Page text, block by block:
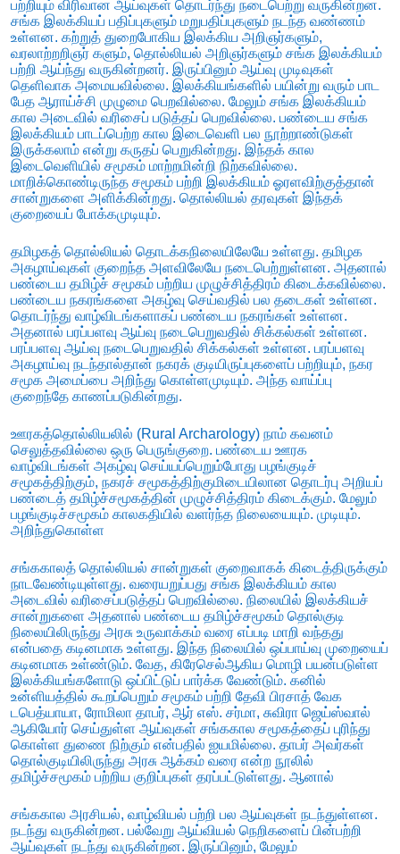
பற்றியும் விரிவான ஆய்வுகள் தொடர்ந்து நடைபெற்று வருகின்றன.
சங்க இலக்கியப் பதிப்புகளும் மறுபதிப்புகளும் நடந்த வண்ணம்
உள்ளன. கற்றுத் துறைபோகிய இலக்கிய அறிஞர்களும்,
வரலாற்றறிஞர் களும், தொல்லியல் அறிஞர்களும் சங்க இலக்கியம்
பற்றி ஆய்ந்து வருகின்றனர். இருப்பினும் ஆய்வு முடிவுகள்
தெளிவாக அமையவில்லை. இலக்கியங்களில் பயின்று வரும் பாட
பேத ஆராய்ச்சி முழுமை பெறவில்லை. மேலும் சங்க இலக்கியம்
கால அடைவில் வரிசைப் படுத்தப் பெறவில்லை. பண்டைய சங்க
இலக்கியம் பாடப்பெற்ற கால இடைவெளி பல நூற்றாண்டுகள்
இருக்கலாம் என்று கருதப் பெறுகின்றது. இந்தக் கால
இடைவெளியில் சமூகம் மாற்றமின்றி நிற்கவில்லை.
மாறிக்கொண்டிருந்த சமூகம் பற்றி இலக்கியம் ஓரளவிற்குத்தான்
சான்றுகளை அளிக்கின்றது. தொல்லியல் தரவுகள் இந்தக்
குறையைப் போக்கமுடியும்.
தமிழகத் தொல்லியல் தொடக்கநிலையிலேயே உள்ளது. தமிழக
அகழாய்வுகள் குறைந்த அளவிலேயே நடைபெற்றுள்ளன. அதனால்
பண்டைய தமிழ்ச் சமூகம் பற்றிய முழுச்சித்திரம் கிடைக்கவில்லை.
பண்டைய நகரங்களை அகழ்வு செய்வதில் பல தடைகள் உள்ளன.
தொடர்ந்து வாழ்விடங்களாகப் பண்டைய நகரங்கள் உள்ளன.
அதனால் பரப்பளவு ஆய்வு நடைபெறுவதில் சிக்கல்கள் உள்ளன.
பரப்பளவு ஆய்வு நடைபெறுவதில் சிக்கல்கள் உள்ளன. பரப்பளவு
அகழாய்வு நடந்தால்தான் நகரக் குடியிருப்புகளைப் பற்றியும், நகர
சமூக அமைப்பை அறிந்து கொள்ளமுடியும். அந்த வாய்ப்பு
குறைந்தே காணப்படுகின்றது.
ஊரகத்தொல்லியலில் (Rural Archarology) நாம் கவனம்
செலுத்தவில்லை ஒரு பெருங்குறை. பண்டைய ஊரக
வாழ்விடங்கள் அகழ்வு செய்யப்பெறும்போது பழங்குடிச்
சமூகத்திற்கும், நகரச் சமூகத்திற்குமிடையிலான தொடர்பு அறியப்
பண்டைத் தமிழ்ச்சமூகத்தின் முழுச்சித்திரம் கிடைக்கும். மேலும்
பழங்குடிச்சமூகம் காலகதியில் வளர்ந்த நிலையையும். முடியும்.
அறிந்துகொள்ள
சங்ககாலத் தொல்லியல் சான்றுகள் குறைவாகக் கிடைத்திருக்கும்
நாடவேண்டியுள்ளது. வரையறுப்பது சங்க இலக்கியம் கால
அடைவில் வரிசைப்படுத்தப் பெறவில்லை. நிலையில் இலக்கியச்
சான்றுகளை அதனால் பண்டைய தமிழ்ச்சமூகம் தொல்குடி
நிலையிலிருந்து அரசு உருவாக்கம் வரை எப்படி மாறி வந்தது
என்பதை கடினமாக உள்ளது. இந்த நிலையில் ஒப்பாய்வு முறையைப்
கடினமாக உள்ண்டும். வேத, கிரேசெல்ஆகிய மொழி பயன்படுள்ள
இலக்கியங்களோடு ஒப்பிட்டுப் பார்க்க வேண்டும். கனில்
உன்ளியத்தில் கூறப்பெறும் சமூகம் பற்றி தேவி பிரசாத் வேக
டபெத்யாயா, ரோமிலா தாபர், ஆர் எஸ். சர்மா, சுவிரா ஜெய்ஸ்வால்
ஆகியோர் செய்துள்ள ஆய்வுகள் சங்ககால சமூகத்தைப் புரிந்து
கொள்ள துணை நிற்கும் என்பதில் ஐயமில்லை. தாபர் அவர்கள்
தொல்குடியிலிருந்து அரசு ஆக்கம் வரை என்ற நூலில்
தமிழ்ச்சமூகம் பற்றிய குறிப்புகள் தரப்பட்டுள்ளது. ஆனால்
சங்ககால அரசியல், வாழ்வியல் பற்றி பல ஆய்வுகள் நடந்துள்ளன.
நடந்து வருகின்றன. பல்வேறு ஆய்வியல் நெறிகளைப் பின்பற்றி
ஆய்வுகள் நடந்து வருகின்றன. இருப்பினும், மேலும்